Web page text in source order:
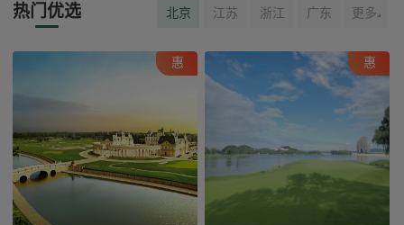
热门优选 北京 江苏 浙江 广东 更多
惠 惠